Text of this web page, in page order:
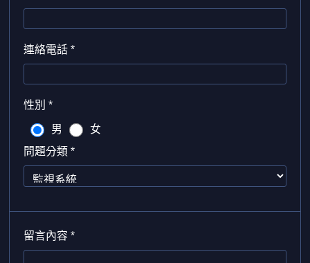
連絡電話 *
性別 *
男
女
問題分類 *
留言內容 *